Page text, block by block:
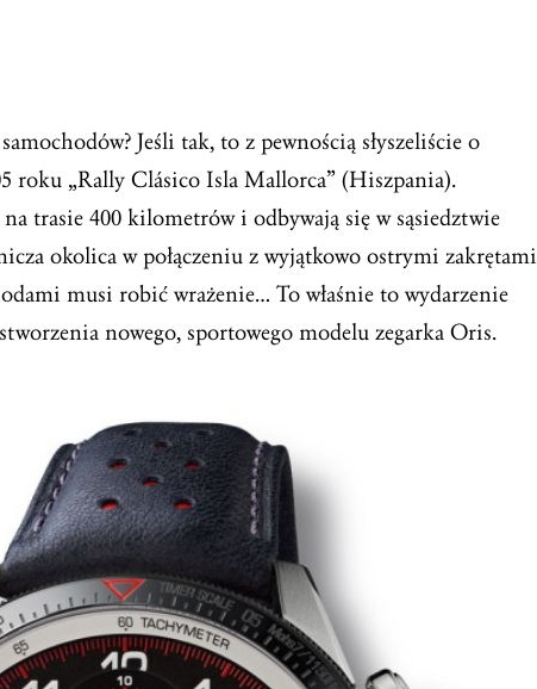
Jeśli tak, to z pewnością słyszeliście o
roku „Rally Clásico Isla Mallorca” (Hiszpania).
trasie 400 kilometrów i odbywają się w sąsiedztwie
okolica w połączeniu z wyjątkowo ostrymi zakrętami
musi robić wrażenie… To właśnie to wydarzenie
nowego, sportowego modelu zegarka Oris.